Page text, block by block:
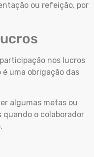
ou refeição, por
nos lucros
uma obrigação das
algumas metas ou
o colaborador